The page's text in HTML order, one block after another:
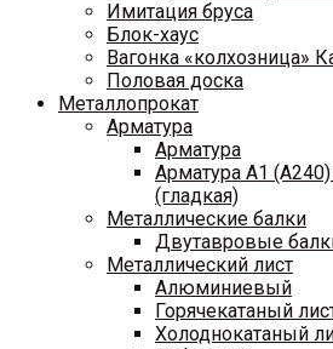
Имитация бруса
Блок-хаус
Вагонка «колхозница»
Половая доска
Металлопрокат
Арматура
Арматура
Арматура A1
(гладкая)
Металлические балки
Двутавровые
Металлический лист
Алюминиевый
Горячекатаный
Холоднокатаный